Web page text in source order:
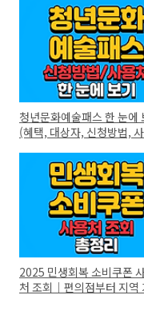
청년문화예술패스 한 눈에
(혜택, 대상자, 신청방법,
2025 민생회복 소비쿠폰
처 조회｜편의점부터 지역